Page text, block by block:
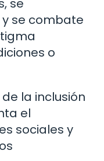
se
se combate
o
la inclusión
el
sociales y